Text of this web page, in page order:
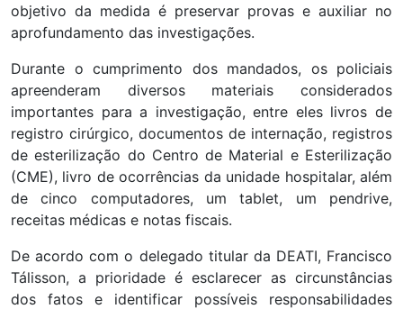
objetivo da medida é preservar provas e auxiliar no
aprofundamento das investigações.
Durante o cumprimento dos mandados, os policiais
apreenderam diversos materiais considerados
importantes para a investigação, entre eles livros de
registro cirúrgico, documentos de internação, registros
de esterilização do Centro de Material e Esterilização
(CME), livro de ocorrências da unidade hospitalar, além
de cinco computadores, um tablet, um pendrive,
receitas médicas e notas fiscais.
De acordo com o delegado titular da DEATI, Francisco
Tálisson, a prioridade é esclarecer as circunstâncias
dos fatos e identificar possíveis responsabilidades